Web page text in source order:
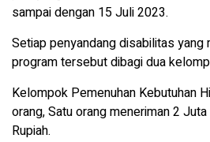
sampai dengan 15 Juli 2023.
Setiap penyandang disabilitas yang
program tersebut dibagi dua
Kelompok Pemenuhan Kebutuhan
orang, Satu orang meneriman 2
Rupiah.